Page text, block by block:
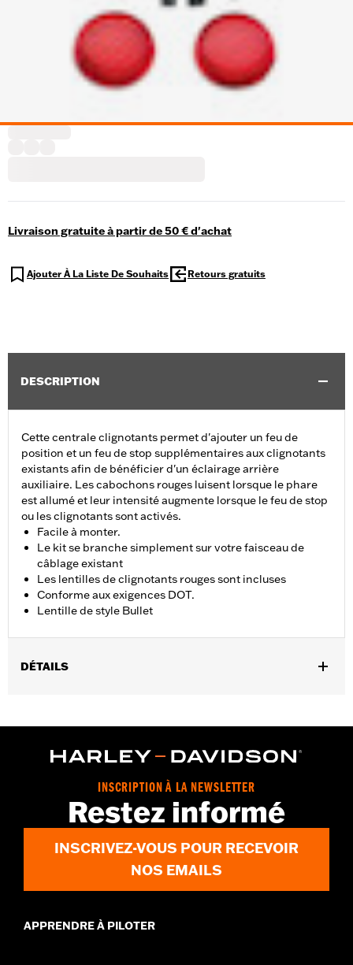
Livraison gratuite à partir de 50 € d'achat
Ajouter À La Liste De Souhaits Retours gratuits
DESCRIPTION
Cette centrale clignotants permet d'ajouter un feu de
position et un feu de stop supplémentaires aux clignotants
existants afin de bénéficier d'un éclairage arrière
auxiliaire. Les cabochons rouges luisent lorsque le phare
est allumé et leur intensité augmente lorsque le feu de stop
ou les clignotants sont activés.
Facile à monter.
Le kit se branche simplement sur votre faisceau de
câblage existant
Les lentilles de clignotants rouges sont incluses
Conforme aux exigences DOT.
Lentille de style Bullet
DÉTAILS
Couleur de l’éclairage:Rouge
Module de clignotants et lentilles de clignotants
GARANTIE:1 year limited warranty – Go towww.h-
d.com/warrantyfor full details
Conforme aux exigences DOT.
INSCRIPTION À LA NEWSLETTER
Restez informé
INSCRIVEZ-VOUS POUR RECEVOIR
NOS EMAILS
APPRENDRE À PILOTER